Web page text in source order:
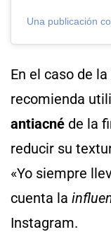
Una publicación
En el caso de la
recomienda
antiacné de la
reducir su
«Yo siempre
cuenta la
Instagram.